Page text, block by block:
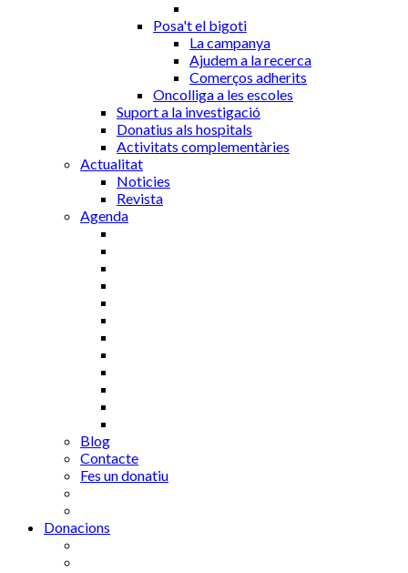
Posa't el bigoti
La campanya
Ajudem a la recerca
Comerços adherits
Oncolliga a les escoles
Suport a la investigació
Donatius als hospitals
Activitats complementàries
Actualitat
Noticies
Revista
Agenda
Blog
Contacte
Fes un donatiu
Donacions